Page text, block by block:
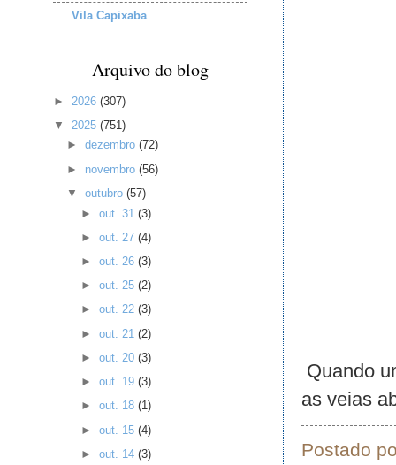
Quando
as veias
Postado
Vila Capixaba
Arquivo do blog
► 2026 (307)
▼ 2025 (751)
►dezembro(72)
► novembro(56)
▼outubro(57)
► out. 31 (3)
► out. 27 (4)
► out. 26 (3)
► out. 25 (2)
► out. 22 (3)
► out. 21 (2)
► out. 20 (3)
► out. 19 (3)
► out. 18 (1)
► out. 15 (4)
► out. 14 (3)